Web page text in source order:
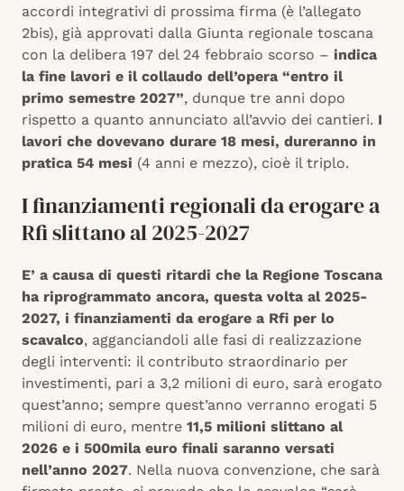
accordi integrativi di prossima firma (è l’allegato
2bis), già approvati dalla Giunta regionale toscana
con la delibera 197 del 24 febbraio scorso – indica
la fine lavori e il collaudo dell’opera “entro il
primo semestre 2027”, dunque tre anni dopo
rispetto a quanto annunciato all’avvio dei cantieri. I
lavori che dovevano durare 18 mesi, dureranno in
pratica 54 mesi (4 anni e mezzo), cioè il triplo.
I finanziamenti regionali da erogare a
Rfi slittano al 2025-2027
E’ a causa di questi ritardi che la Regione Toscana
ha riprogrammato ancora, questa volta al 2025-
2027, i finanziamenti da erogare a Rfi per lo
scavalco, agganciandoli alle fasi di realizzazione
degli interventi: il contributo straordinario per
investimenti, pari a 3,2 milioni di euro, sarà erogato
quest’anno; sempre quest’anno verranno erogati 5
milioni di euro, mentre 11,5 milioni slittano al
2026 e i 500mila euro finali saranno versati
nell’anno 2027. Nella nuova convenzione, che sarà